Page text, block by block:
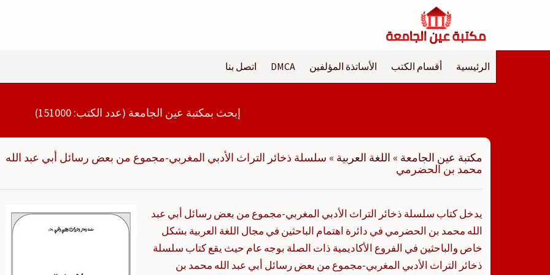
الرئيسية أقسام الكتب الأساتذة المؤلفين DMCA اتصل بنا
إبحث بمكتبة عين الجامعة (عدد الكتب: 151000)
مكتبة عين الجامعة » اللغة العربية » سلسلة ذخائر التراث الأدبي المغربي-مجموع من بعض رسائل أبي عبد الله
محمد بن الحضرمي
يدخل كتاب سلسلة ذخائر التراث الأدبي المغربي-مجموع من بعض رسائل أبي عبد
الله محمد بن الحضرمي في دائرة اهتمام الباحثين في مجال اللغة العربية بشكل
خاص والباحثين في الفروع الأكاديمية ذات الصلة بوجه عام حيث يقع كتاب سلسلة
ذخائر التراث الأدبي المغربي-مجموع من بعض رسائل أبي عبد الله محمد بن